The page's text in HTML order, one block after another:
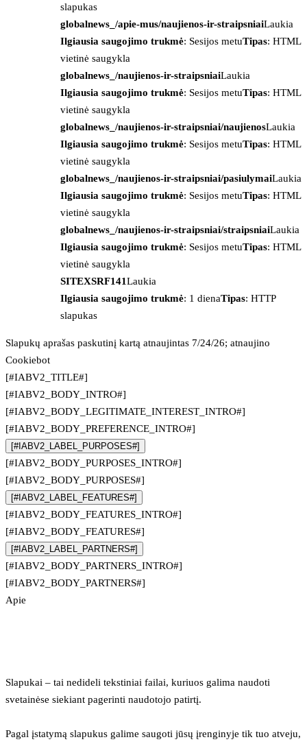
slapukas
globalnews_/apie-mus/naujienos-ir-straipsniaiLaukia
Ilgiausia saugojimo trukmė: Sesijos metuTipas: HTML
vietinė saugykla
globalnews_/naujienos-ir-straipsniaiLaukia
Ilgiausia saugojimo trukmė: Sesijos metuTipas: HTML
vietinė saugykla
globalnews_/naujienos-ir-straipsniai/naujienosLaukia
Ilgiausia saugojimo trukmė: Sesijos metuTipas: HTML
vietinė saugykla
globalnews_/naujienos-ir-straipsniai/pasiulymaiLaukia
Ilgiausia saugojimo trukmė: Sesijos metuTipas: HTML
vietinė saugykla
globalnews_/naujienos-ir-straipsniai/straipsniaiLaukia
Ilgiausia saugojimo trukmė: Sesijos metuTipas: HTML
vietinė saugykla
SITEXSRF141Laukia
Ilgiausia saugojimo trukmė: 1 dienaTipas: HTTP
slapukas
Slapukų aprašas paskutinį kartą atnaujintas 7/24/26; atnaujino
Cookiebot
[#IABV2_TITLE#]
[#IABV2_BODY_INTRO#]
[#IABV2_BODY_LEGITIMATE_INTEREST_INTRO#]
[#IABV2_BODY_PREFERENCE_INTRO#]
[#IABV2_LABEL_PURPOSES#]
[#IABV2_BODY_PURPOSES_INTRO#]
[#IABV2_BODY_PURPOSES#]
[#IABV2_LABEL_FEATURES#]
[#IABV2_BODY_FEATURES_INTRO#]
[#IABV2_BODY_FEATURES#]
[#IABV2_LABEL_PARTNERS#]
[#IABV2_BODY_PARTNERS_INTRO#]
[#IABV2_BODY_PARTNERS#]
Apie
Slapukai – tai nedideli tekstiniai failai, kuriuos galima naudoti
svetainėse siekiant pagerinti naudotojo patirtį.
Pagal įstatymą slapukus galime saugoti jūsų įrenginyje tik tuo atveju,